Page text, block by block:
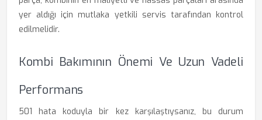
yer aldığı için mutlaka yetkili servis tarafından kontrol
edilmelidir.
Kombi Bakımının Önemi Ve Uzun Vadeli
Performans
501 hata koduyla bir kez karşılaştıysanız, bu durum